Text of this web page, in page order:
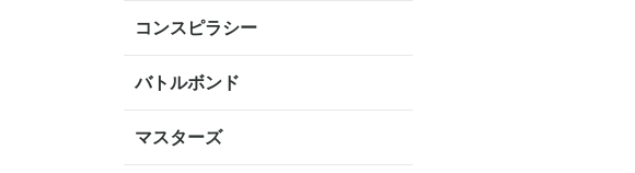
コンスピラシー
バトルボンド
マスターズ